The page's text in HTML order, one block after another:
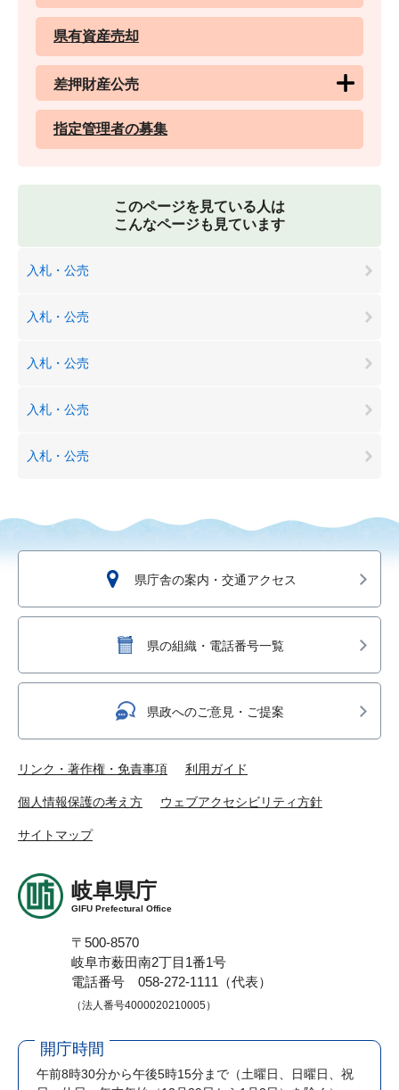
県有資産売却
差押財産公売
指定管理者の募集
このページを見ている人は
こんなページも見ています
入札・公売
入札・公売
入札・公売
入札・公売
入札・公売
県庁舎の案内・交通アクセス
県の組織・電話番号一覧
県政へのご意見・ご提案
リンク・著作権・免責事項 利用ガイド
個人情報保護の考え方 ウェブアクセシビリティ方針
サイトマップ
岐阜県庁
GIFU Prefectural Office
〒500-8570
岐阜市薮田南2丁目1番1号
電話番号 058-272-1111（代表）
（法人番号4000020210005）
開庁時間
午前8時30分から午後5時15分まで （土曜日、日曜日、祝